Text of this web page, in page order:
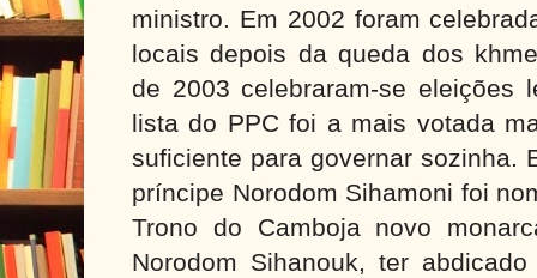
ministro. Em 2002 foram
locais depois da queda dos
de 2003 celebraram-se eleições
lista do PPC foi a mais votada
suficiente para governar sozinha.
príncipe Norodom Sihamoni foi
Trono do Camboja novo
Norodom Sihanouk, ter